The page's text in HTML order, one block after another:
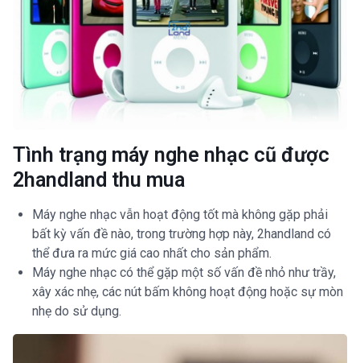
Tình trạng máy nghe nhạc cũ được
2handland thu mua
Máy nghe nhạc vẫn hoạt động tốt mà không gặp phải
bất kỳ vấn đề nào, trong trường hợp này, 2handland có
thể đưa ra mức giá cao nhất cho sản phẩm.
Máy nghe nhạc có thể gặp một số vấn đề nhỏ như trầy,
xây xác nhẹ, các nút bấm không hoạt động hoặc sự mòn
nhẹ do sử dụng.